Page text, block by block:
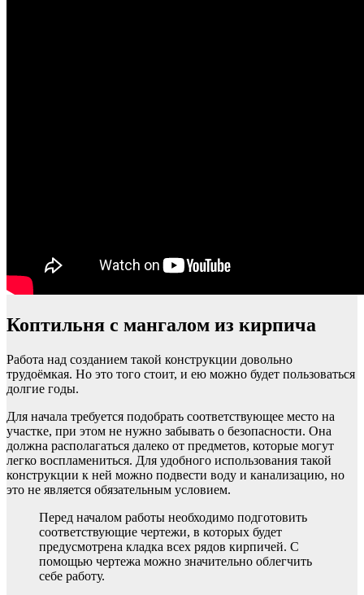
Коптильня с мангалом из кирпича
Работа над созданием такой конструкции довольно
трудоёмкая. Но это того стоит, и ею можно будет пользоваться
долгие годы.
Для начала требуется подобрать соответствующее место на
участке, при этом не нужно забывать о безопасности. Она
должна располагаться далеко от предметов, которые могут
легко воспламениться. Для удобного использования такой
конструкции к ней можно подвести воду и канализацию, но
это не является обязательным условием.
Перед началом работы необходимо подготовить
соответствующие чертежи, в которых будет
предусмотрена кладка всех рядов кирпичей. С
помощью чертежа можно значительно облегчить
себе работу.